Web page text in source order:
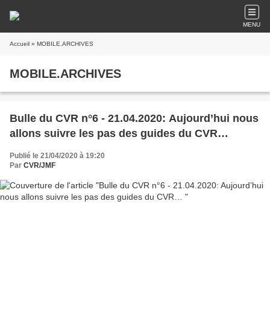
MENU
Accueil » MOBILE.ARCHIVES
MOBILE.ARCHIVES
Bulle du CVR n°6 - 21.04.2020: Aujourd’hui nous
allons suivre les pas des guides du CVR…
Publié le 21/04/2020 à 19:20
Par CVR/JMF